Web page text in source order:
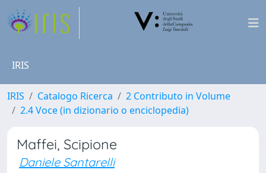
IRIS
IRIS Catalogo Ricerca
2 Contributo in Volume
2.4 Voce (in dizionario o enciclopedia)
Maffei, Scipione
Daniele Santarelli